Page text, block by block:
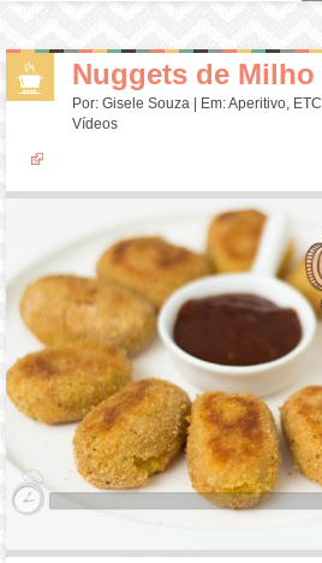
Nuggets de Milho
Por:Gisele Souza | Em:Aperitivo, ETC
Vídeos